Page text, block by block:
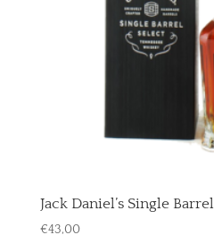
Jack Daniel’s Single Barrel
€43,00